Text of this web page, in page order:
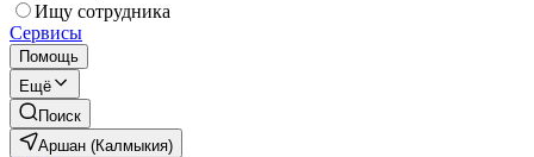
Ищу сотрудника
Сервисы
Помощь
Ещё
Поиск
Аршан (Калмыкия)